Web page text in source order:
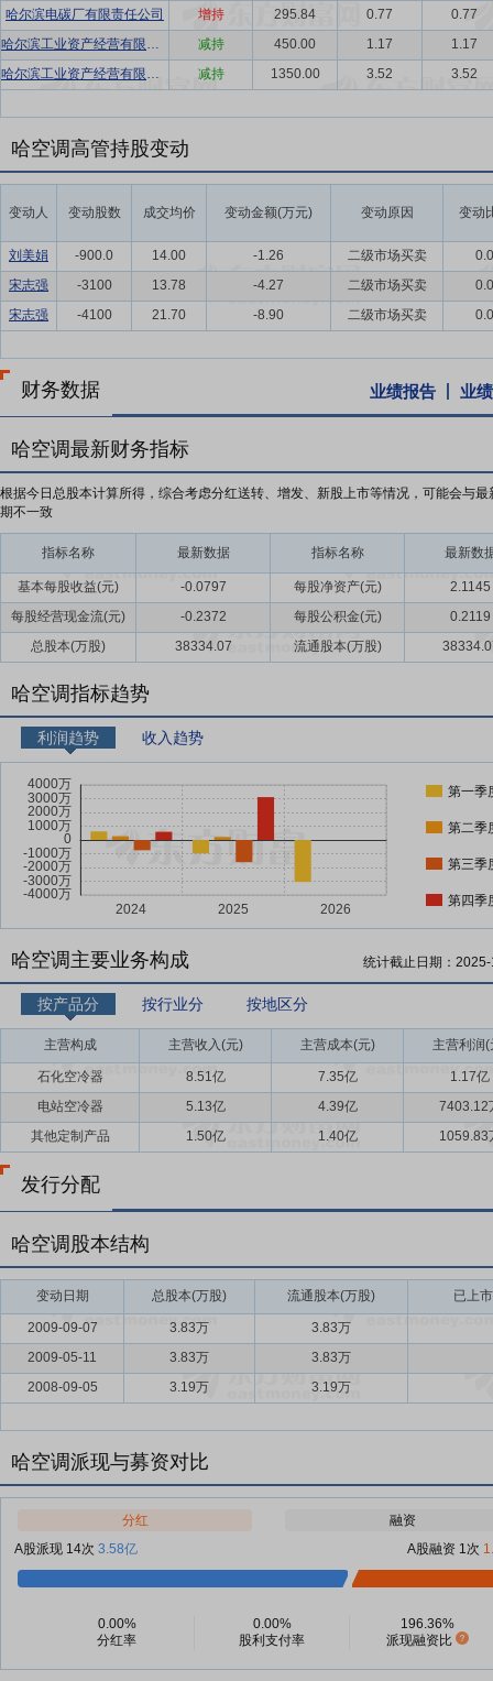
哈尔滨电碳厂有限责任公司
增持 295.84 0.77
0.77
哈尔滨工业资产经营有限责任公司
减持 450.00 1.17
1.17
哈尔滨工业资产经营有限责任公司
减持 1350.00 3.52 3.52
哈空调高管持股变动
变动人 变动股数 成交均价 变动金额(万元) 变动原因 变动
刘美娟 -900.0 14.00 -1.26 二级市场买卖
宋志强
-3100 13.78 -4.27 二级市场买卖
宋志强
-4100 21.70 -8.90 二级市场买卖
财务数据 业绩报告 业
哈空调最新财务指标
根据今日总股本计算所得，综合考虑分红送转、增发、新股上市等情况，可能会与最
期不一致
指标名称 最新数据 指标名称 最新数
基本每股收益(元) -0.0797 每股净资产(元)
2.1145
每股经营现金流(元)
-0.2372 每股公积金(元)
0.2119
总股本(万股)
38334.07 流通股本(万股)
哈空调指标趋势
利润趋势 收入趋势
第一季
第二季
第三季
第四季
哈空调主要业务构成 统计截止日期：
按产品分 按行业分 按地区分
主营构成 主营收入(元) 主营成本(元) 主营利润(
石化空冷器 8.51亿 7.35亿
1.17亿
电站空冷器
5.13亿 4.39亿
7403.12
其他定制产品
1.50亿 1.40亿 1059.83
发行分配
哈空调股本结构
变动日期 总股本(万股) 流通股本(万股) 已上
2009-09-07 3.83万
3.83万
2009-05-11
3.83万
3.83万
2008-09-05
3.19万 3.19万
哈空调派现与募资对比
分红
融资
A股派现 14次 3.58亿 A股融资 1次
0.00%
分红率
0.00%
股利支付率
196.36%
派现融资比